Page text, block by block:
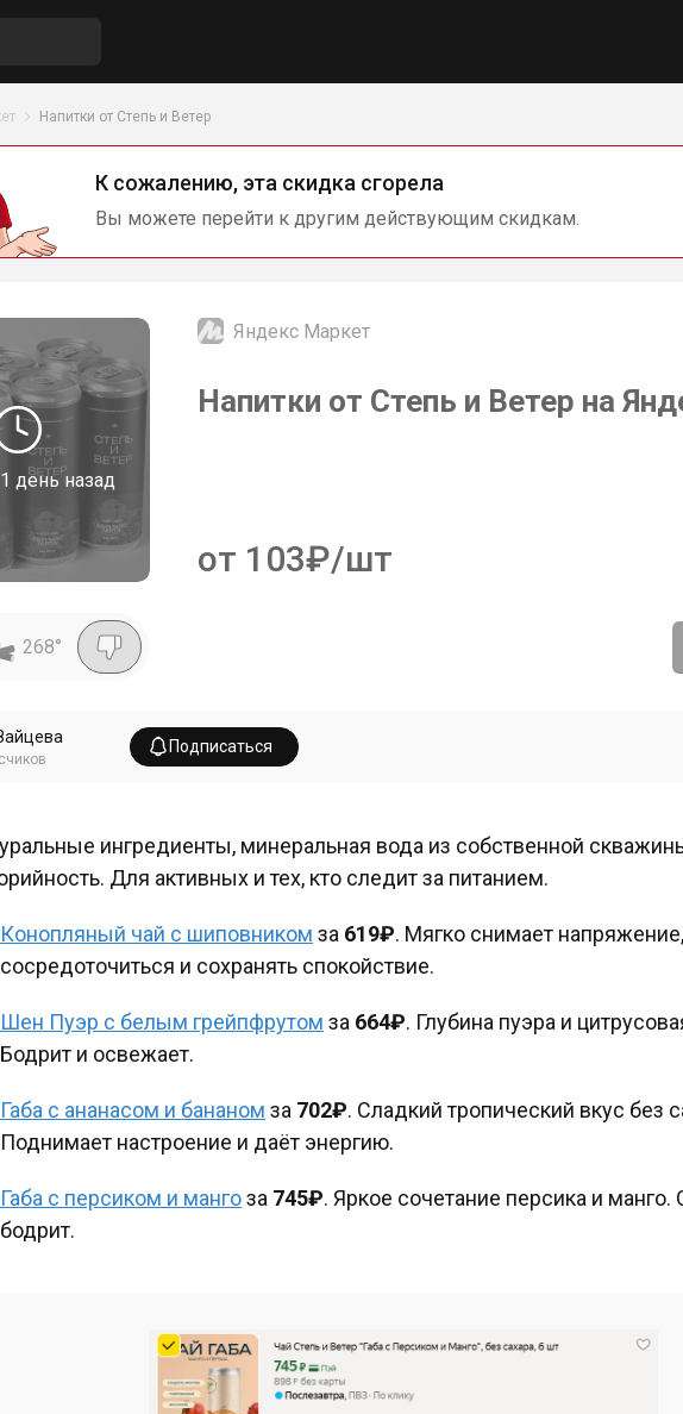
Напитки от Степь и Ветер
К сожалению, эта скидка сгорела
Вы можете перейти к другим действующим скидкам.
1 день назад
Яндекс Маркет
Напитки от Степь и Ветер на
от 103₽/шт
268°
Подписаться
ингредиенты, минеральная вода из собственной
Для активных и тех, кто следит за питанием.
Конопляный чай с шиповником за 619₽. Мягко снимает
сосредоточиться и сохранять спокойствие.
Шен Пуэр с белым грейпфрутом за 664₽. Глубина пуэра и
Бодрит и освежает.
Габа с ананасом и бананом за 702₽. Сладкий тропический вкус без
Поднимает настроение и даёт энергию.
Габа с персиком и мангоза 745₽. Яркое сочетание персика и манго.
бодрит.